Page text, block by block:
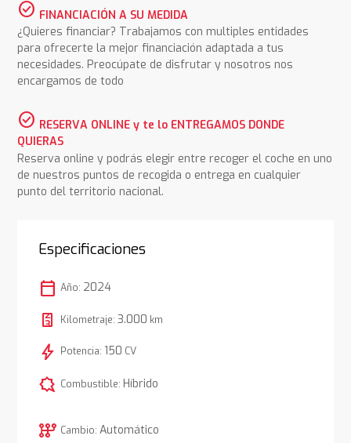
check_circle FINANCIACIÓN A SU MEDIDA
¿Quieres financiar? Trabajamos con multiples entidades
para ofrecerte la mejor financiación adaptada a tus
necesidades. Preocúpate de disfrutar y nosotros nos
encargamos de todo
check_circle RESERVA ONLINE y te lo ENTREGAMOS DONDE
QUIERAS
Reserva online y podrás elegir entre recoger el coche en uno
de nuestros puntos de recogida o entrega en cualquier
punto del territorio nacional.
Especificaciones
calendar_today Año: 2024
Kilometraje: 3.000 km
bolt Potencia: 150 CV
comic_bubble Combustible: Híbrido
auto_transmission Cambio: Automático